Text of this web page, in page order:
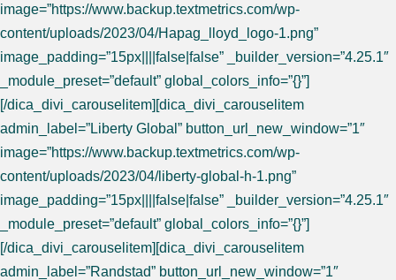
image=”https://www.backup.textmetrics.com/wp-
content/uploads/2023/04/Hapag_lloyd_logo-1.png”
image_padding=”15px||||false|false” _builder_version=”4.25.1″
_module_preset=”default” global_colors_info=”{}”]
[/dica_divi_carouselitem][dica_divi_carouselitem
admin_label=”Liberty Global” button_url_new_window=”1″
image=”https://www.backup.textmetrics.com/wp-
content/uploads/2023/04/liberty-global-h-1.png”
image_padding=”15px||||false|false” _builder_version=”4.25.1″
_module_preset=”default” global_colors_info=”{}”]
[/dica_divi_carouselitem][dica_divi_carouselitem
admin_label=”Randstad” button_url_new_window=”1″